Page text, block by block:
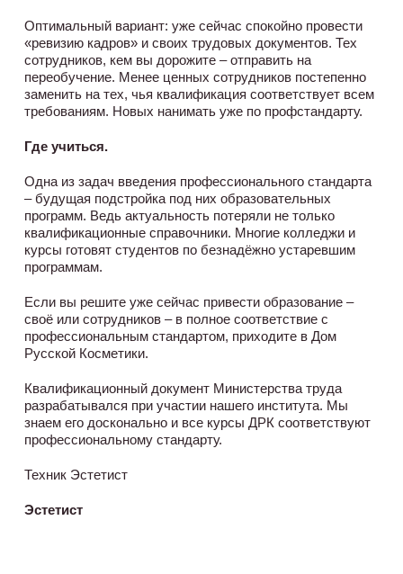
Оптимальный вариант: уже сейчас спокойно провести
«ревизию кадров» и своих трудовых документов. Тех
сотрудников, кем вы дорожите – отправить на
переобучение. Менее ценных сотрудников постепенно
заменить на тех, чья квалификация соответствует всем
требованиям. Новых нанимать уже по профстандарту.
Где учиться.
Одна из задач введения профессионального стандарта
– будущая подстройка под них образовательных
программ. Ведь актуальность потеряли не только
квалификационные справочники. Многие колледжи и
курсы готовят студентов по безнадёжно устаревшим
программам.
Если вы решите уже сейчас привести образование –
своё или сотрудников – в полное соответствие с
профессиональным стандартом, приходите в Дом
Русской Косметики.
Квалификационный документ Министерства труда
разрабатывался при участии нашего института. Мы
знаем его досконально и все курсы ДРК соответствуют
профессиональному стандарту.
Техник Эстетист
Эстетист